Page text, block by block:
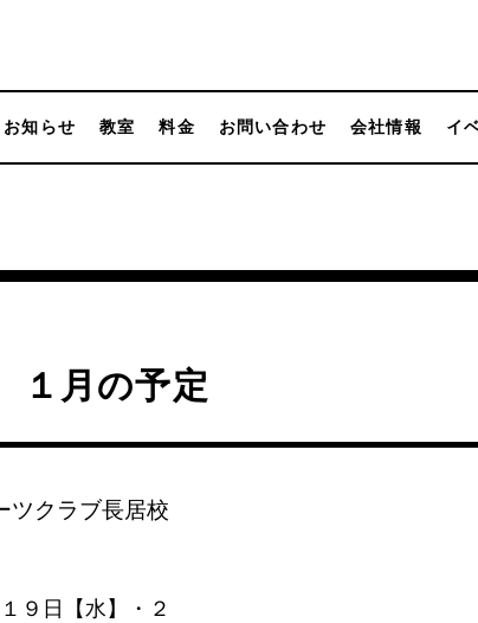
お知らせ 教室 料金 お問い合わせ 会社情報 イ
月の予定
ツクラブ長居校
９日【水】・２